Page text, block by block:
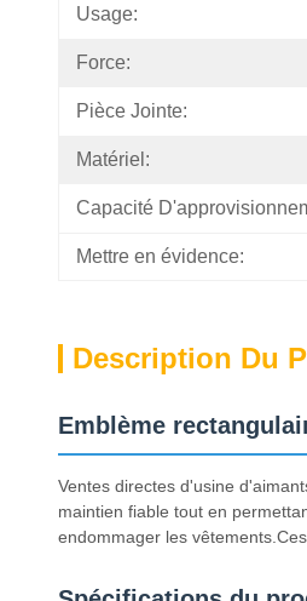
Usage:
Force:
Pièce Jointe:
Matériel:
Capacité
Mettre en évidence:
Description Du
Emblème
Ventes directes d'usine
maintien fiable tout en
endommager les